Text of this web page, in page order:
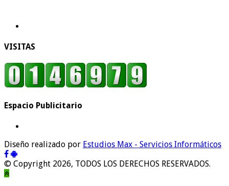
VISITAS
Espacio Publicitario
Diseño realizado por Estudios Max - Servicios Informáticos
© Copyright 2026, TODOS LOS DERECHOS RESERVADOS.